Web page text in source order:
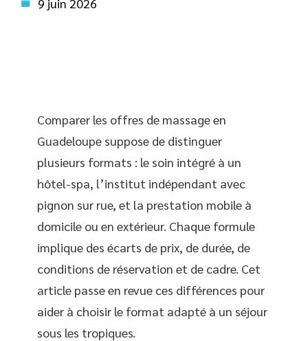
Comparer les offres de massage en
Guadeloupe suppose de distinguer
plusieurs formats : le soin intégré à un
hôtel-spa, l’institut indépendant avec
pignon sur rue, et la prestation mobile à
domicile ou en extérieur. Chaque formule
implique des écarts de prix, de durée, de
conditions de réservation et de cadre. Cet
article passe en revue ces différences pour
aider à choisir le format adapté à un séjour
sous les tropiques.